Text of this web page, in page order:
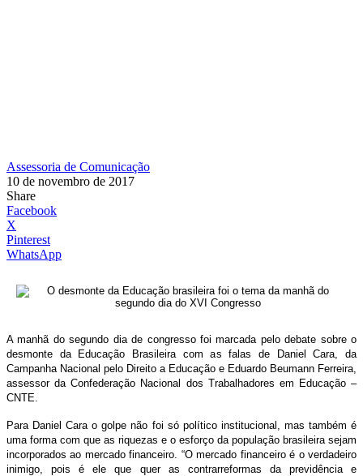
Assessoria de Comunicação
10 de novembro de 2017
Share
Facebook
X
Pinterest
WhatsApp
A manhã do segundo dia de congresso foi marcada pelo debate sobre o
desmonte da Educação Brasileira com as falas de Daniel Cara, da
Campanha Nacional pelo Direito a Educação e Eduardo Beumann Ferreira,
assessor da Confederação Nacional dos Trabalhadores em Educação –
CNTE.
Para Daniel Cara o golpe não foi só político institucional, mas também é
uma forma com que as riquezas e o esforço da população brasileira sejam
incorporados ao mercado financeiro. “O mercado financeiro é o verdadeiro
inimigo, pois é ele que quer as contrarreformas da previdência e